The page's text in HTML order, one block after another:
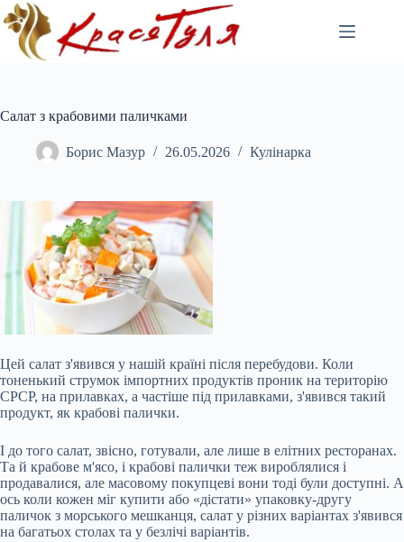
Перейти
до
вмісту
Салат з крабовими паличками
Борис Мазур 26.05.2026 Кулінарка
Цей салат з'явився у нашій країні після перебудови. Коли
тоненький струмок імпортних продуктів проник на територію
СРСР, на прилавках, а частіше під прилавками, з'явився такий
продукт, як крабові палички.
І до того салат, звісно, готували, але лише в елітних ресторанах.
Та й крабове м'ясо, і крабові палички теж вироблялися і
продавалися, але масовому покупцеві вони тоді були доступні. А
ось коли кожен міг купити або «дістати» упаковку-другу
паличок з морського мешканця, салат у різних варіантах з'явився
на багатьох столах та у безлічі варіантів.